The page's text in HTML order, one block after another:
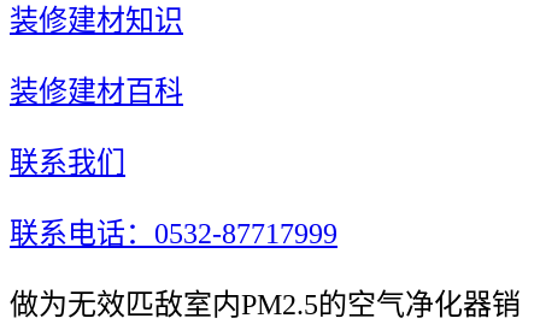
装修建材知识
装修建材百科
联系我们
联系电话：0532-87717999
做为无效匹敌室内PM2.5的空气净化器销